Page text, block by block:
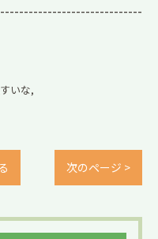
いな
次のページ >